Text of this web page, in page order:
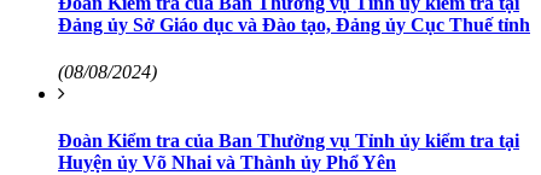
Đảng ủy Sở Giáo dục và Đào tạo, Đảng ủy Cục Thuế tỉnh
(08/08/2024)
Đoàn Kiểm tra của Ban Thường vụ Tỉnh ủy kiểm tra tại
Huyện ủy Võ Nhai và Thành ủy Phổ Yên